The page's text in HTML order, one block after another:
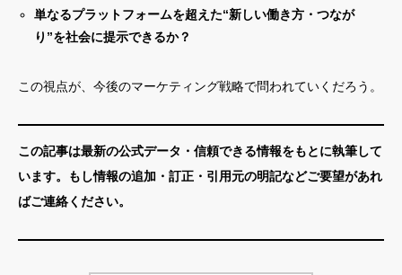
単なるプラットフォームを超えた“新しい働き方・つなが
り”を社会に提示できるか？
この視点が、今後のマーケティング戦略で問われていくだろう。
この記事は最新の公式データ・信頼できる情報をもとに執筆して
います。もし情報の追加・訂正・引用元の明記などご要望があれ
ばご連絡ください。